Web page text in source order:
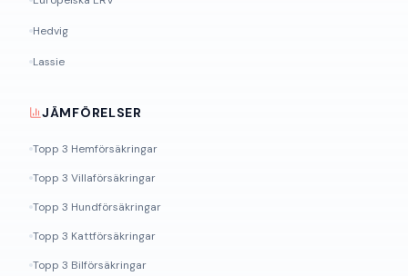
Hedvig
Lassie
JÄMFÖRELSER
Topp 3 Hemförsäkringar
Topp 3 Villaförsäkringar
Topp 3 Hundförsäkringar
Topp 3 Kattförsäkringar
Topp 3 Bilförsäkringar